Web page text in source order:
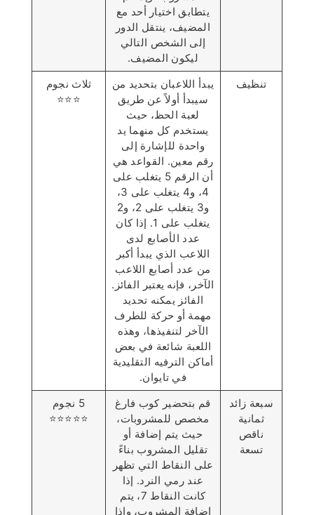
يتطابق اختيار أحد مع
المضيف، ينتقل الدور
إلى الشخص التالي
ليكون المضيف.
تنظيف
يبدأ اللاعبان بتحديد من
سيبدأ أولاً عن طريق
لعبة الحظ، حيث
يستخدم كل منهما يد
واحدة للإشارة إلى
رقم معين. القواعد هي
أن الرقم 5 يتغلب على
4، و4 يتغلب على 3،
و3 يتغلب على 2، و2
يتغلب على 1. إذا كان
عدد الأصابع لدى
اللاعب الذي يبدأ أكبر
من عدد أصابع اللاعب
الآخر، فإنه يعتبر الفائز.
الفائز يمكنه تحديد
مهمة أو حركة للطرف
الآخر لتنفيذها، وهذه
اللعبة شائعة في بعض
أماكن الترفيه التقليدية
في تايوان.
ثلاث نجوم
⭐️⭐️⭐️
سبعة زائد
ثمانية
ناقص
تسعة
قم بتحضير كوب فارغ
مخصص للمشروبات،
حيث يتم إضافة أو
تقليل المشروب بناءً
على النقاط التي تظهر
عند رمي النرد. إذا
كانت النقاط 7، يتم
إضافة المشروب، وإذا
5 نجوم
⭐️⭐️⭐️⭐️⭐️